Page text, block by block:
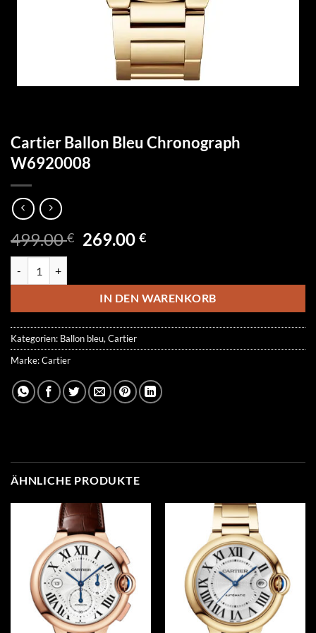
Cartier Ballon Bleu Chronograph
W6920008
499.00€ Ursprünglicher
499.00 €
269.00€Aktueller
269.00 €.
IN DEN WARENKORB
Kategorien: Ballon bleu, Cartier
Marke:Cartier
ÄHNLICHE PRODUKTE